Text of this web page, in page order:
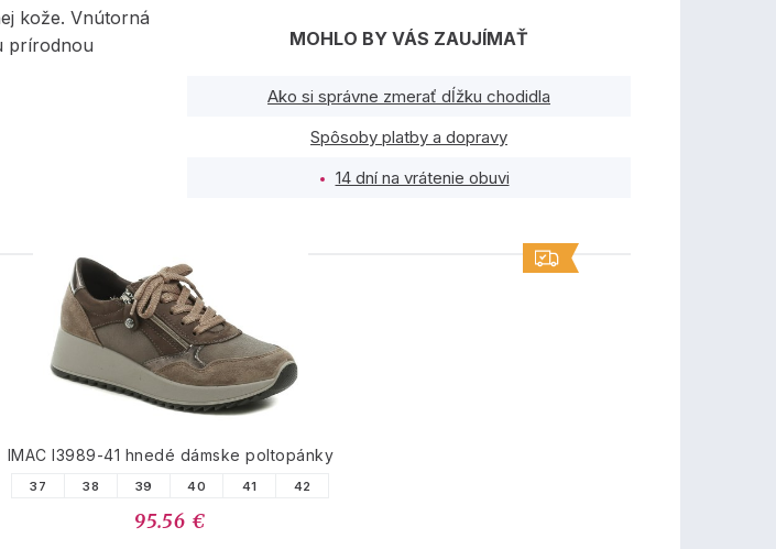
kože. Vnútorná
prírodnou
MOHLO BY VÁS ZAUJÍMAŤ
Ako si správne zmerať dĺžku chodidla
Spôsoby platby a dopravy
14 dní na vrátenie obuvi
PODOBNÉ PRODUKTY
IMAC I3989-41 hnedé dámske poltopánky
37 38 39 40 41 42
95.56 €